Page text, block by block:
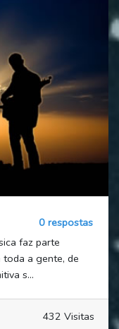
0 respostas
faz parte
a gente, de
s...
432 Visitas